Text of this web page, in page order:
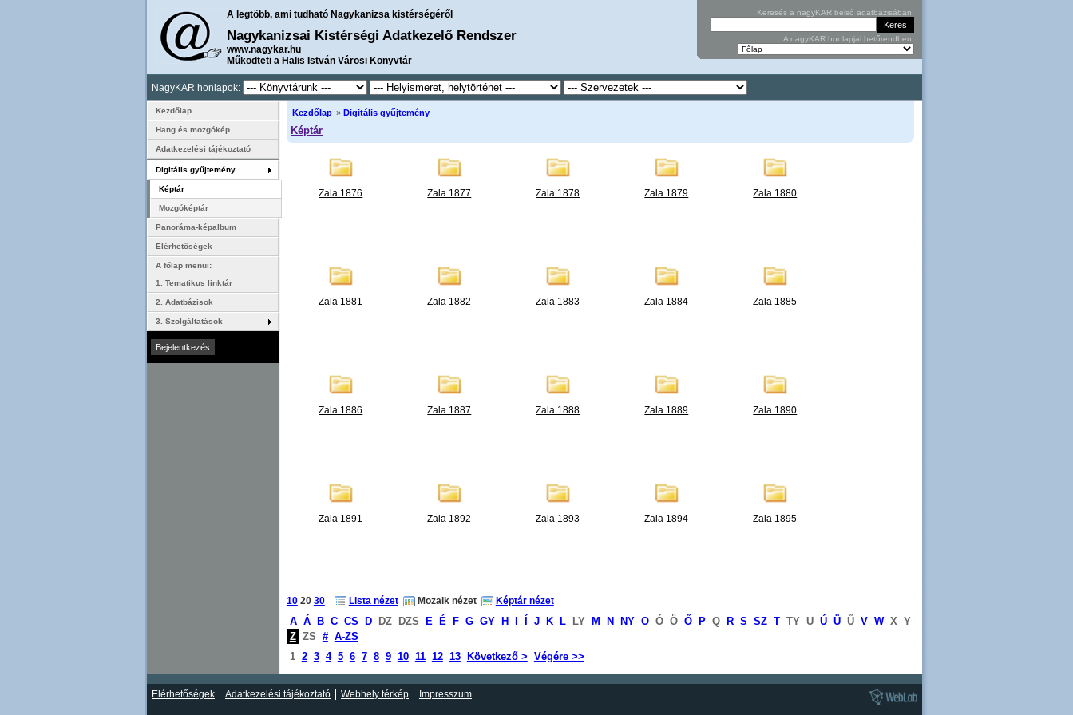
A legtöbb, ami tudható Nagykanizsa kistérségéről
Nagykanizsai Kistérségi Adatkezelő Rendszer
www.nagykar.hu
Működteti a Halis István Városi Könyvtár
Keresés a nagyKAR belső adatbázisában:
A nagyKAR honlapjai betűrendben:
NagyKAR honlapok:
Kezdőlap » Digitális gyűjtemény
Képtár
Zala 1876 Zala 1877 Zala 1878 Zala 1879 Zala 1880
Zala 1881 Zala 1882 Zala 1883 Zala 1884 Zala 1885
Zala 1886 Zala 1887 Zala 1888 Zala 1889 Zala 1890
Zala 1891 Zala 1892 Zala 1893 Zala 1894 Zala 1895
10 20 30 Lista nézet Mozaik nézet Képtár nézet
A Á B C CS D DZ DZS E É F G GY H I Í J K L LY M N NY O Ó Ö Ő P Q R S SZ T TY U Ú Ü Ű V W X Y
Z ZS # A-ZS
1 2 3 4 5 6 7 8 9 10 11 12 13 Következő > Végére >>
Kezdőlap
Hang és mozgókép
Adatkezelési tájékoztató
Digitális gyűjtemény
Képtár
Mozgóképtár
Panoráma-képalbum
Elérhetőségek
A főlap menüi:
1. Tematikus linktár
2. Adatbázisok
3. Szolgáltatások
Elérhetőségek Adatkezelési tájékoztató Webhely térkép Impresszum